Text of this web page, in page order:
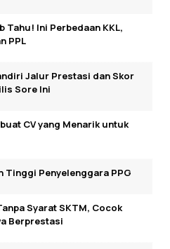
Tahu! Ini Perbedaan KKL,
PPL
Jalur Prestasi dan Skor
Sore Ini
CV yang Menarik untuk
Tinggi Penyelenggara PPG
Syarat SKTM, Cocok
Berprestasi